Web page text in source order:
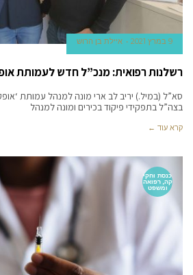
9 במרץ 2021 איילת בן הרוש
רשלנות רפואית: מנכ”ל חדש לעמותת
סא”ל (במיל.) יריב לב ארי מונה למנהל עמותת
בצה”ל בתפקידי פיקוד בכירים ומונה למנהל
קרא עוד ←
כנסת וחקי
קה, רפואה
ומשפט